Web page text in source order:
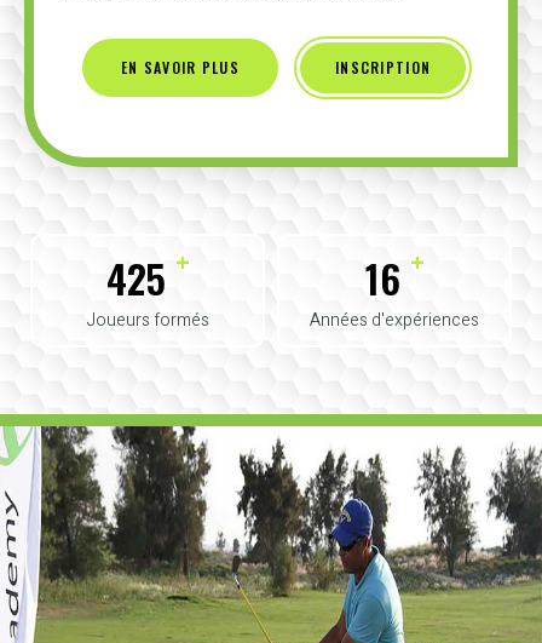
EN SAVOIR PLUS INSCRIPTION
425 +
Joueurs formés
16 +
Années d'expériences